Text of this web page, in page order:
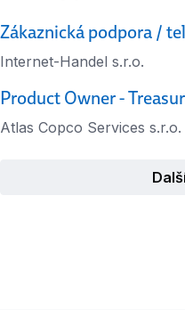
Zákaznická podpora /
Internet-Handel s.r.o.
Product Owner -
Atlas Copco Services s.r.o.